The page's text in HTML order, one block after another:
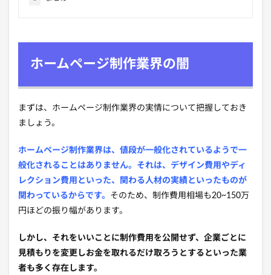
ホームページ制作業界の闇
まずは、ホームページ制作業界の実情について把握しておき
ましょう。
ホームページ制作業界は、値段が一般化されているようで一
般化されることはありません。それは、デザイン費用やディ
レクション費用といった、関わる人材の実績といったものが
関わっているからです。 そのため、制作費用相場も20~150万
円ほどの振り幅があります。
しかし、それをいいことに制作費用を公開せず、企業ごとに
見積もりを変更しお金を取れるだけ取ろうとするといった業
者も多く存在します。